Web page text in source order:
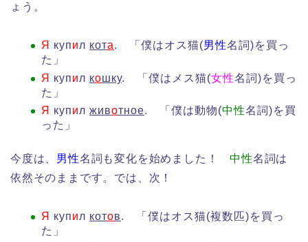
ょう。
Я купил кота. 「僕はオス猫(男性名詞)を買っ
た」
Я купил кошку. 「僕はメス猫(女性名詞)を買っ
た」
Я купил животное. 「僕は動物(中性名詞)を買
った」
今度は、 男性名詞も変化を始めました！中性名詞は
依然そのままです。では、次！
Я купил котов. 「僕はオス猫(複数匹)を買っ
た」